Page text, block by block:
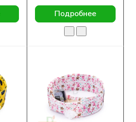
Подробнее